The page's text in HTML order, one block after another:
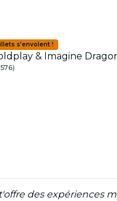
s'envolent !
& Imagine
des expériences